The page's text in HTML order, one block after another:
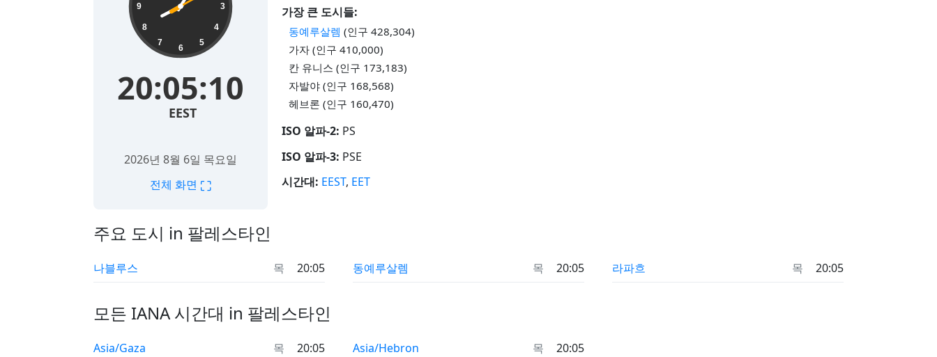
3
4
5
6
7
8
9
20:05:10
EEST
2026년 8월 6일 목요일
전체 화면 ⛶
가장 큰 도시들:
동예루살렘 (인구 428,304)
가자 (인구 410,000)
칸 유니스 (인구 173,183)
자발야 (인구 168,568)
헤브론 (인구 160,470)
ISO 알파-2: PS
ISO 알파-3: PSE
시간대: EEST, EET
주요 도시 in 팔레스타인
나블루스 목 20:05 동예루살렘 목 20:05 라파흐 목 20:05
모든 IANA 시간대 in 팔레스타인
Asia/Gaza 목 20:05 Asia/Hebron 목 20:05